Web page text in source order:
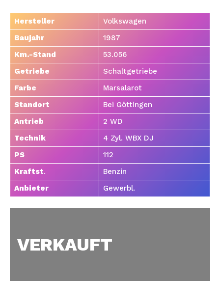
Hersteller
Volkswagen
Baujahr
1987
Km.-Stand
53.056
Getriebe
Schaltgetriebe
Farbe
Marsalarot
Standort
Bei Göttingen
Antrieb
2 WD
Technik
4 Zyl. WBX DJ
PS
112
Kraftst.
Benzin
Anbieter
Gewerbl.
VERKAUFT